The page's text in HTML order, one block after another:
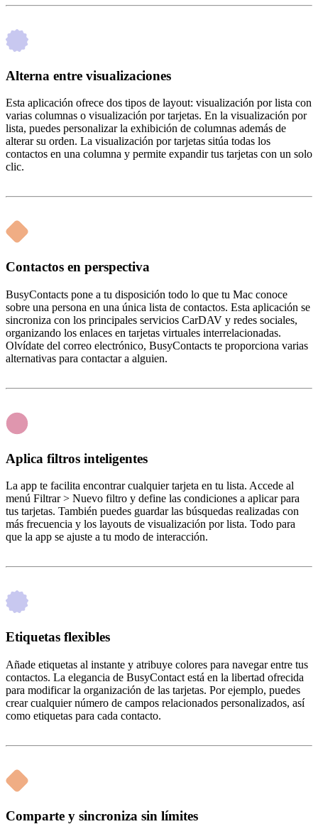
Alterna entre visualizaciones
Esta aplicación ofrece dos tipos de layout: visualización por lista con
varias columnas o visualización por tarjetas. En la visualización por
lista, puedes personalizar la exhibición de columnas además de
alterar su orden. La visualización por tarjetas sitúa todas los
contactos en una columna y permite expandir tus tarjetas con un solo
clic.
Contactos en perspectiva
BusyContacts pone a tu disposición todo lo que tu Mac conoce
sobre una persona en una única lista de contactos. Esta aplicación se
sincroniza con los principales servicios CarDAV y redes sociales,
organizando los enlaces en tarjetas virtuales interrelacionadas.
Olvídate del correo electrónico, BusyContacts te proporciona varias
alternativas para contactar a alguien.
Aplica filtros inteligentes
La app te facilita encontrar cualquier tarjeta en tu lista. Accede al
menú Filtrar > Nuevo filtro y define las condiciones a aplicar para
tus tarjetas. También puedes guardar las búsquedas realizadas con
más frecuencia y los layouts de visualización por lista. Todo para
que la app se ajuste a tu modo de interacción.
Etiquetas flexibles
Añade etiquetas al instante y atribuye colores para navegar entre tus
contactos. La elegancia de BusyContact está en la libertad ofrecida
para modificar la organización de las tarjetas. Por ejemplo, puedes
crear cualquier número de campos relacionados personalizados, así
como etiquetas para cada contacto.
Comparte y sincroniza sin límites